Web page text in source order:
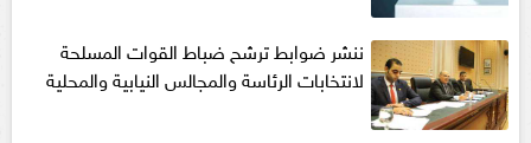
ننشر ضوابط ترشح ضباط القوات المسلحة
لانتخابات الرئاسة والمجالس النيابية والمحلية‎